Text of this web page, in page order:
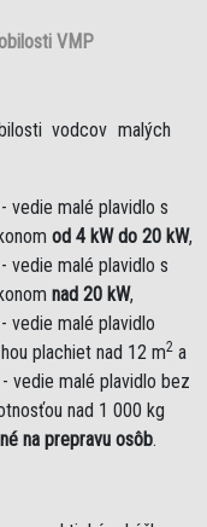
VMP
vodcov malých
- vedie malé plavidlo s
od 4 kW do 20 kW,
- vedie malé plavidlo s
nad 20 kW,
- vedie malé plavidlo
plachiet nad 12 m2 a
- vedie malé plavidlo bez
nad 1 000 kg
na prepravu osôb.